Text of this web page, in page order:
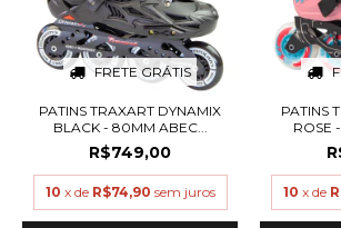
FRETE GRÁTIS
PATINS TRAXART DYNAMIX
BLACK - 80MM ABEC...
R$749,00
10 x de R$74,90 sem juros
PATINS
ROSE
10 x de